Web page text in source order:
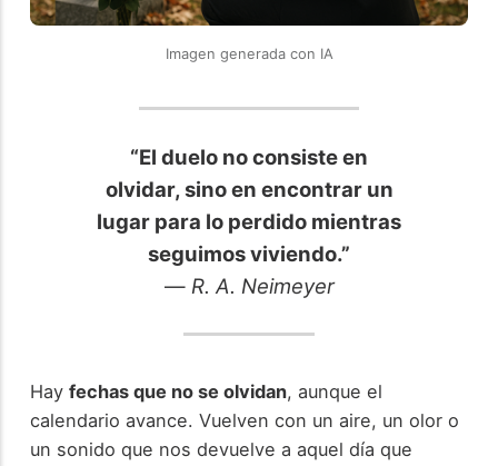
Imagen generada con IA
“El duelo no consiste en
olvidar, sino en encontrar un
lugar para lo perdido mientras
seguimos viviendo.”
— R. A. Neimeyer
Hay fechas que no se olvidan, aunque el
calendario avance. Vuelven con un aire, un olor o
un sonido que nos devuelve a aquel día que